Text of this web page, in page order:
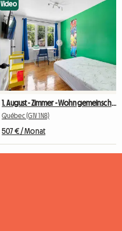
Video
1. August - Zimmer - Wohngemeinschaft in Uninähe (1662-1)
Québec (G1V 1N8)
507 € / Monat